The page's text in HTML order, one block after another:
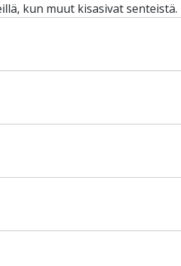
kun muut kisasivat senteistä.